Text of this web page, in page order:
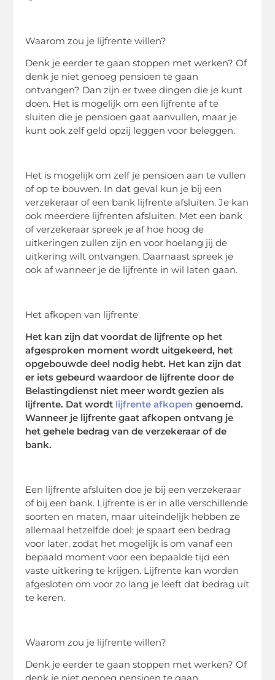
Waarom zou je lijfrente willen?
Denk je eerder te gaan stoppen met werken? Of
denk je niet genoeg pensioen te gaan
ontvangen? Dan zijn er twee dingen die je kunt
doen. Het is mogelijk om een lijfrente af te
sluiten die je pensioen gaat aanvullen, maar je
kunt ook zelf geld opzij leggen voor beleggen.
Het is mogelijk om zelf je pensioen aan te vullen
of op te bouwen. In dat geval kun je bij een
verzekeraar of een bank lijfrente afsluiten. Je kan
ook meerdere lijfrenten afsluiten. Met een bank
of verzekeraar spreek je af hoe hoog de
uitkeringen zullen zijn en voor hoelang jij de
uitkering wilt ontvangen. Daarnaast spreek je
ook af wanneer je de lijfrente in wil laten gaan.
Het afkopen van lijfrente
Het kan zijn dat voordat de lijfrente op het
afgesproken moment wordt uitgekeerd, het
opgebouwde deel nodig hebt. Het kan zijn dat
er iets gebeurd waardoor de lijfrente door de
Belastingdienst niet meer wordt gezien als
lijfrente. Dat wordt lijfrente afkopen genoemd.
Wanneer je lijfrente gaat afkopen ontvang je
het gehele bedrag van de verzekeraar of de
bank.
Een lijfrente afsluiten doe je bij een verzekeraar
of bij een bank. Lijfrente is er in alle verschillende
soorten en maten, maar uiteindelijk hebben ze
allemaal hetzelfde doel: je spaart een bedrag
voor later, zodat het mogelijk is om vanaf een
bepaald moment voor een bepaalde tijd een
vaste uitkering te krijgen. Lijfrente kan worden
afgesloten om voor zo lang je leeft dat bedrag uit
te keren.
Waarom zou je lijfrente willen?
Denk je eerder te gaan stoppen met werken? Of